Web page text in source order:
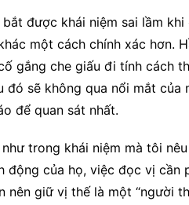
được khái niệm sai lầm
một cách chính xác hơn.
gắng che giấu đi tính cách
đó sẽ không qua nổi mắt
để quan sát nhất.
trong khái niệm mà tôi
động của họ, việc đọc vị
nên giữ vị thế là một “người